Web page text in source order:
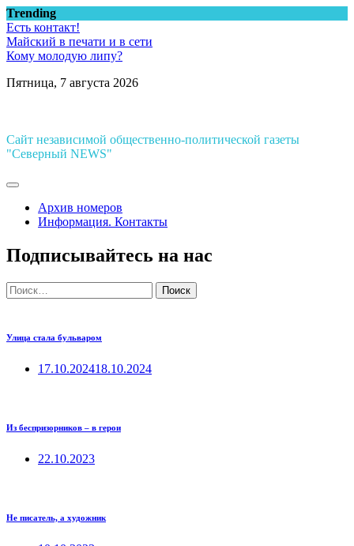
Перейти
к
содержимому
Trending
Есть контакт!
Майский в печати и в сети
Кому молодую липу?
Пятница, 7 августа 2026
Сайт независимой общественно-политической газеты
"Северный NEWS"
Архив номеров
Информация. Контакты
Подписывайтесь на нас
Найти:
Улица стала бульваром
17.10.202418.10.2024
Из беспризорников – в герои
22.10.2023
Не писатель, а художник